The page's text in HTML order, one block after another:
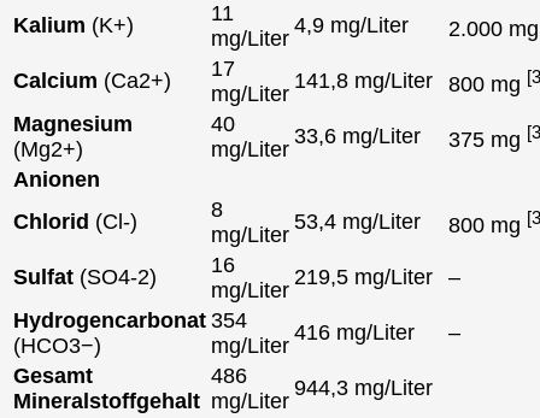
Kalium (K+)
11
mg/Liter
4,9 mg/Liter 2.000
Calcium (Ca2+)
17
mg/Liter
141,8 mg/Liter 800 mg
Magnesium
(Mg2+)
40
mg/Liter
33,6 mg/Liter 375 mg
Anionen
Chlorid (Cl-)
8
mg/Liter
53,4 mg/Liter 800 mg
Sulfat (SO4-2)
16
mg/Liter
219,5 mg/Liter
–
Hydrogencarbonat
(HCO3−)
354
mg/Liter
416 mg/Liter
–
Gesamt
Mineralstoffgehalt
486
mg/Liter
944,3 mg/Liter